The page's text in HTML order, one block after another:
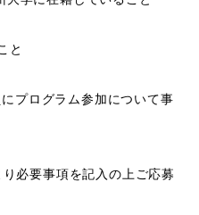
と
プログラム参加について事
り必要事項を記入の上ご応募